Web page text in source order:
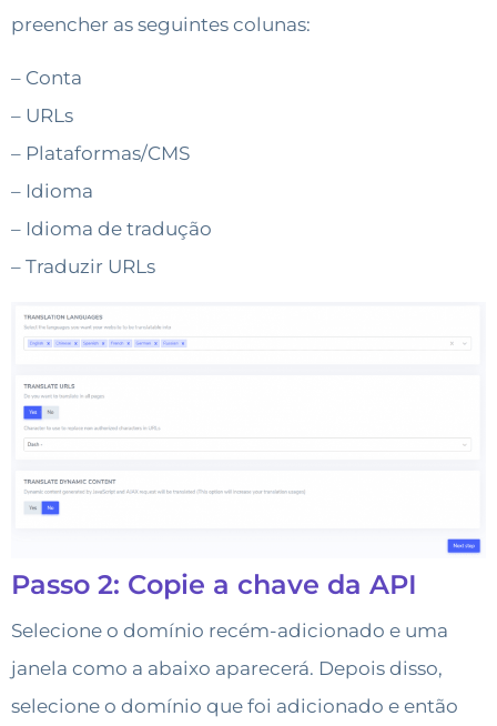
preencher as seguintes colunas:
– Conta
– URLs
– Plataformas/CMS
– Idioma
– Idioma de tradução
– Traduzir URLs
Passo 2: Copie a chave da API
Selecione o domínio recém-adicionado e uma
janela como a abaixo aparecerá. Depois disso,
selecione o domínio que foi adicionado e então